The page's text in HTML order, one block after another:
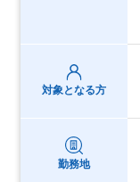
対象となる方
勤務地